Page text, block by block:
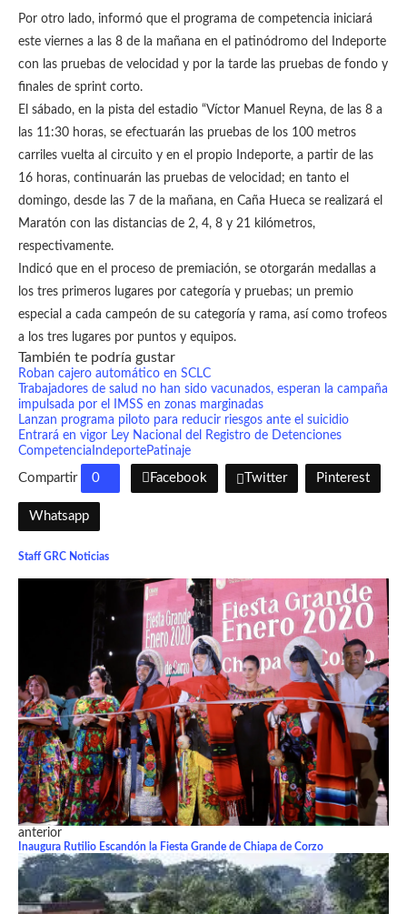
Por otro lado, informó que el programa de competencia iniciará
este viernes a las 8 de la mañana en el patinódromo del Indeporte
con las pruebas de velocidad y por la tarde las pruebas de fondo y
finales de sprint corto.
El sábado, en la pista del estadio “Víctor Manuel Reyna, de las 8 a
las 11:30 horas, se efectuarán las pruebas de los 100 metros
carriles vuelta al circuito y en el propio Indeporte, a partir de las
16 horas, continuarán las pruebas de velocidad; en tanto el
domingo, desde las 7 de la mañana, en Caña Hueca se realizará el
Maratón con las distancias de 2, 4, 8 y 21 kilómetros,
respectivamente.
Indicó que en el proceso de premiación, se otorgarán medallas a
los tres primeros lugares por categoría y pruebas; un premio
especial a cada campeón de su categoría y rama, así como trofeos
a los tres lugares por puntos y equipos.
También te podría gustar
Roban cajero automático en SCLC
Trabajadores de salud no han sido vacunados, esperan la campaña
impulsada por el IMSS en zonas marginadas
Lanzan programa piloto para reducir riesgos ante el suicidio
Entrará en vigor Ley Nacional del Registro de Detenciones
Competencia IndeportePatinaje
Compartir 0 Facebook Twitter Pinterest
Whatsapp
Staff GRC Noticias
anterior
Inaugura Rutilio Escandón la Fiesta Grande de Chiapa de Corzo